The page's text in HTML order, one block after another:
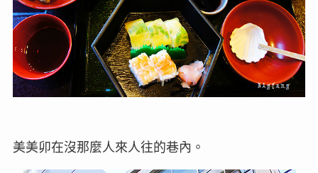
美美卯在沒那麼人來人往的巷內。